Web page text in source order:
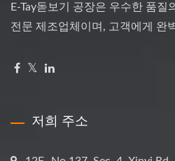
E-Tay돋보기 공장은 우수한 품
전문 제조업체이며, 고객에게 완
저희 주소